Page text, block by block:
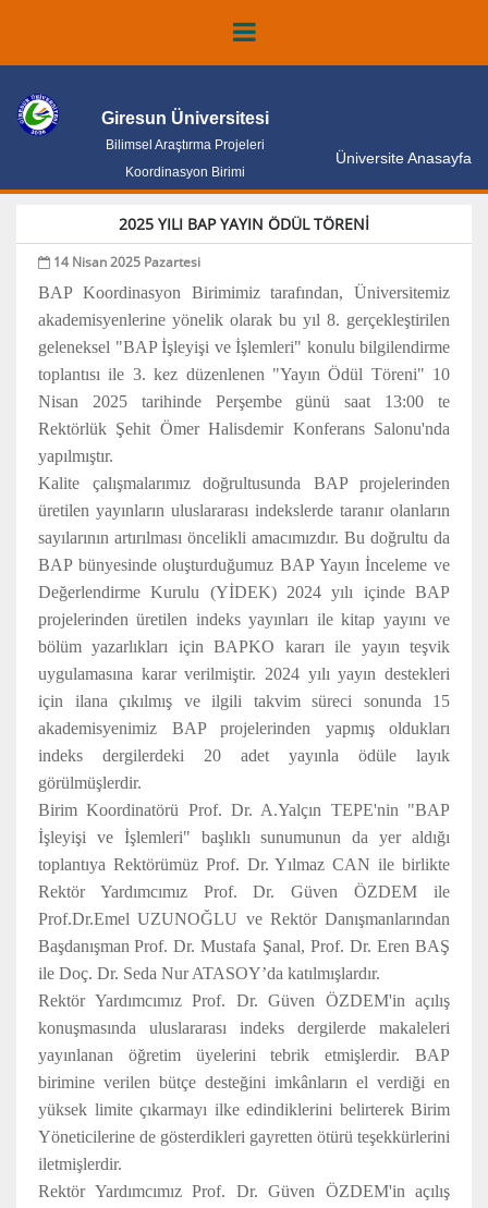
Giresun Üniversitesi
Bilimsel Araştırma Projeleri
Koordinasyon Birimi
Üniversite Anasayfa
2025 YILI BAP YAYIN ÖDÜL TÖRENİ
14 Nisan 2025 Pazartesi
BAP Koordinasyon Birimimiz tarafından, Üniversitemiz
akademisyenlerine yönelik olarak bu yıl 8. gerçekleştirilen
geleneksel "BAP İşleyişi ve İşlemleri" konulu bilgilendirme
toplantısı ile 3. kez düzenlenen "Yayın Ödül Töreni" 10
Nisan 2025 tarihinde Perşembe günü saat 13:00 te
Rektörlük Şehit Ömer Halisdemir Konferans Salonu'nda
yapılmıştır.
Kalite çalışmalarımız doğrultusunda BAP projelerinden
üretilen yayınların uluslararası indekslerde taranır olanların
sayılarının artırılması öncelikli amacımızdır. Bu doğrultu da
BAP bünyesinde oluşturduğumuz BAP Yayın İnceleme ve
Değerlendirme Kurulu (YİDEK) 2024 yılı içinde BAP
projelerinden üretilen indeks yayınları ile kitap yayını ve
bölüm yazarlıkları için BAPKO kararı ile yayın teşvik
uygulamasına karar verilmiştir. 2024 yılı yayın destekleri
için ilana çıkılmış ve ilgili takvim süreci sonunda 15
akademisyenimiz BAP projelerinden yapmış oldukları
indeks dergilerdeki 20 adet yayınla ödüle layık
görülmüşlerdir.
Birim Koordinatörü Prof. Dr. A.Yalçın TEPE'nin "BAP
İşleyişi ve İşlemleri" başlıklı sunumunun da yer aldığı
toplantıya Rektörümüz Prof. Dr. Yılmaz CAN ile birlikte
Rektör Yardımcımız Prof. Dr. Güven ÖZDEM ile
Prof.Dr.Emel UZUNOĞLU ve Rektör Danışmanlarından
Başdanışman Prof. Dr. Mustafa Şanal, Prof. Dr. Eren BAŞ
ile Doç. Dr. Seda Nur ATASOY’da katılmışlardır.
Rektör Yardımcımız Prof. Dr. Güven ÖZDEM'in açılış
konuşmasında uluslararası indeks dergilerde makaleleri
yayınlanan öğretim üyelerini tebrik etmişlerdir. BAP
birimine verilen bütçe desteğini imkânların el verdiği en
yüksek limite çıkarmayı ilke edindiklerini belirterek Birim
Yöneticilerine de gösterdikleri gayretten ötürü teşekkürlerini
iletmişlerdir.
Rektör Yardımcımız Prof. Dr. Güven ÖZDEM'in açılış